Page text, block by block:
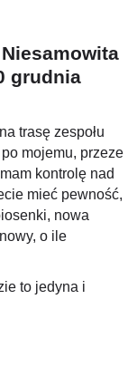
grudnia
trasę zespołu
mojemu, przeze
kontrolę nad
mieć pewność,
nowa
o ile
to jedyna i